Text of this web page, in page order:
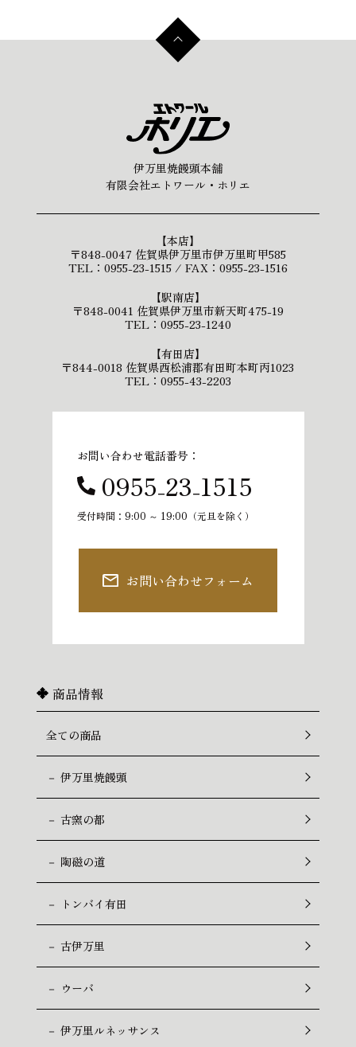
伊万里焼饅頭本舗
有限会社エトワール・ホリエ
【本店】
〒848-0047 佐賀県伊万里市伊万里町甲585
TEL：0955-23-1515 / FAX：0955-23-1516
【駅南店】
〒848-0041 佐賀県伊万里市新天町475-19
TEL：0955-23-1240
【有田店】
〒844-0018 佐賀県西松浦郡有田町本町丙1023
TEL：0955-43-2203
商品情報
全ての商品
－ 伊万里焼饅頭
－ 古窯の都
－ 陶磁の道
－ トンバイ有田
－ 古伊万里
－ ウーバ
－ 伊万里ルネッサンス
お問い合わせ電話番号：
0955₋23₋1515
受付時間：9:00 ～ 19:00（元旦を除く）
お問い合わせフォーム